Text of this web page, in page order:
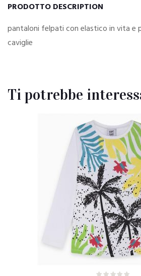
PRODOTTO DESCRIPTION
pantaloni felpati con elastico in vita e
caviglie
Ti potrebbe